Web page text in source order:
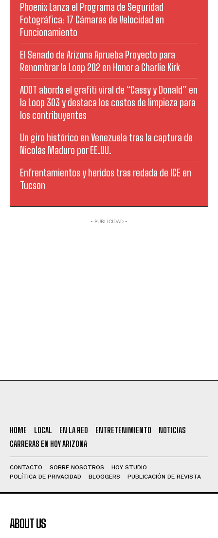
Phoenix Lanza el Programa de Seguridad
Fotográfica: 17 Cámaras de Velocidad en
Funcionamiento
El Senado de Arizona Aprueba Proyecto para
Renombrar la Loop 202 en Honor a Charlie Kirk
ADOT aborda el grafiti viral de “Cassy y Donald” en
la Loop 303 y destaca los costos de limpieza para
los contribuyentes
Un giro histórico en Venezuela tras la captura de
Nicolás Maduro por EE.UU.
Enfrentamientos y heridos tras redada de ICE en
Tucson
- PUBLICIDAD -
HOME LOCAL EN LA RED ENTRETENIMIENTO
NOTICIAS
CARRERAS EN HOY ARIZONA
CONTACTO SOBRE NOSOTROS
HOY STUDIO
POLÍTICA DE PRIVACIDAD
BLOGGERS PUBLICACIÓN DE REVISTA
ABOUT US